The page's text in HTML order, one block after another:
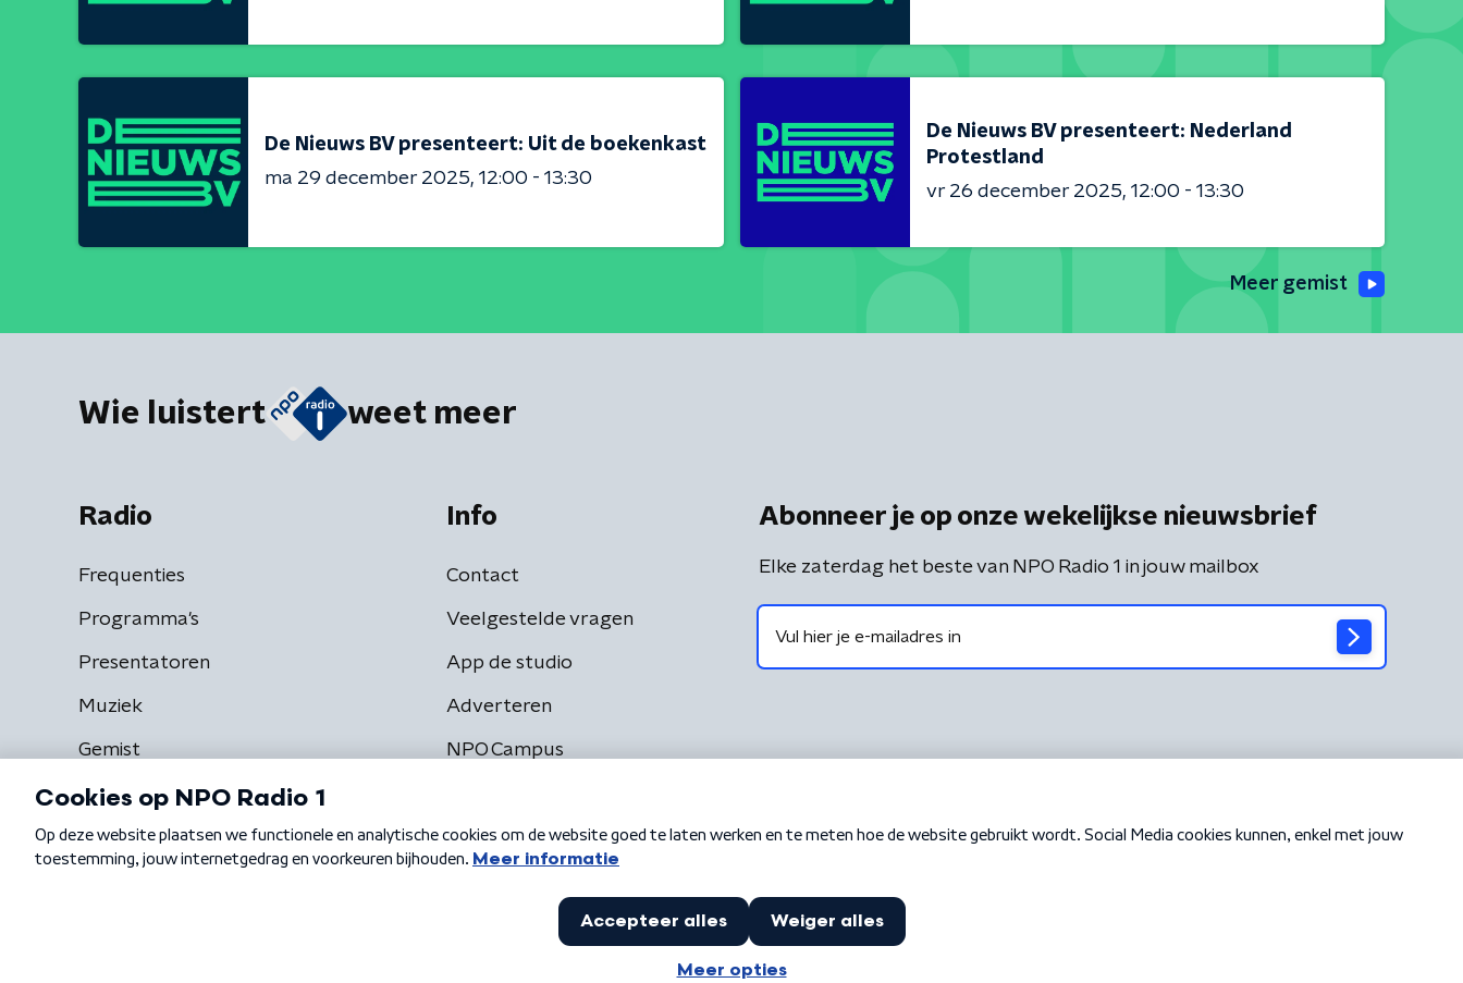
De Nieuws BV presenteert: Uit de boekenkast
ma 29 december 2025 12:00 - 13:30
De Nieuws BV presenteert: Nederland
Protestland
vr 26 december 2025 12:00 - 13:30
Meer gemist
Wie luistert weet meer
Radio
Frequenties
Programma's
Presentatoren
Muziek
Gemist
Info
Contact
Veelgestelde vragen
App de studio
Adverteren
NPO Campus
Abonneer je op onze wekelijkse nieuwsbrief
Elke zaterdag het beste van NPO Radio 1 in jouw mailbox
Algemene voorwaarden Privacybeleid